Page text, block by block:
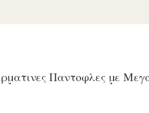
Παντοφλες με